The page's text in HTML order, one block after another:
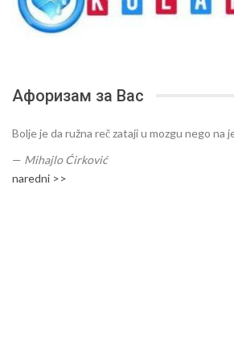
Афоризам за Вас
Bolje je da ružna reč zataji u mozgu nego na
— Mihajlo Ćirković
naredni >>